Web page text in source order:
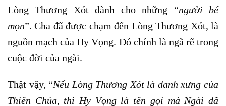
Lòng Thương Xót dành cho những “người bé
mọn”. Cha đã được chạm đến Lòng Thương Xót, là
nguồn mạch của Hy Vọng. Đó chính là ngã rẽ trong
cuộc đời của ngài.
Thật vậy, “Nếu Lòng Thương Xót là danh xưng của
Thiên Chúa, thì Hy Vọng là tên gọi mà Ngài đã